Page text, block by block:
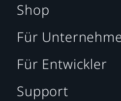
Shop
Für
Für Entwickler
Support